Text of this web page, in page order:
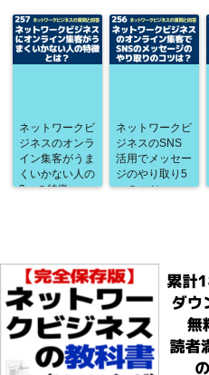
ネットワークビ
ジネスのオンラ
イン集客がうま
くいかない人の
3つの特徴
ネットワークビ
ジネスのSNS
活用でメッセー
ジのやり取り5
つのコツ